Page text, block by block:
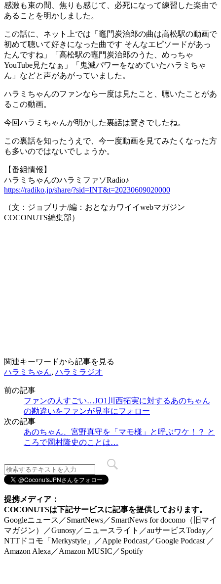
感激も束の間、焦りも感じて、必死になって練習した楽曲で
あることを明かしました。
この話に、ネット上では「竈門炭治郎の曲は高松駅の動画で
初めて聴いて好きになった曲です そんなエピソードがあっ
たんですね」「高松駅の竈門炭治郎のうた、めっちゃ
YouTube見たなぁ」「鬼滅パワーをなめていたハラミちゃ
ん」などと声があがっていました。
ハラミちゃんのファンなら一度は見たこと、聴いたことがあ
るこの動画。
今回ハラミちゃんが明かした裏話は驚きでしたね。
この裏話を知ったうえで、今一度動画を見てみたくなった方
も多いのではないでしょうか。
【番組情報】
ハラミちゃんのハラミファソRadio♪
https://radiko.jp/share/?sid=INT&t=20230609020000
（文：ジョブリナ/編：おとなカワイイwebマガジン
COCONUTS編集部）
関連キーワードから記事を見る
ハラミちゃん, ハラミラジオ
前の記事
ファンの人すごい…JO1川西拓実に対するあのちゃん
の勘違いをファンが見事にフォロー
次の記事
あのちゃん、宮野真守を「マモ様」と呼ぶワケ！？ と
ころで岡村隆史のことは…
提携メディア：
COCONUTSは下記サービスに記事を提供しております。
Googleニュース／SmartNews／SmartNews for docomo（旧マイ
マガジン）／Gunosy／ニュースライト／auサービスToday／
NTTドコモ「Merkystyle」／Apple Podcast／Google Podcast ／
Amazon Alexa／Amazon MUSIC／Spotify